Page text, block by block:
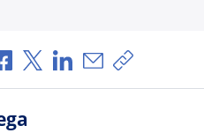
Condividi via Facebook
Condividi via X
Condividi via
Condividi via e-
Copia link